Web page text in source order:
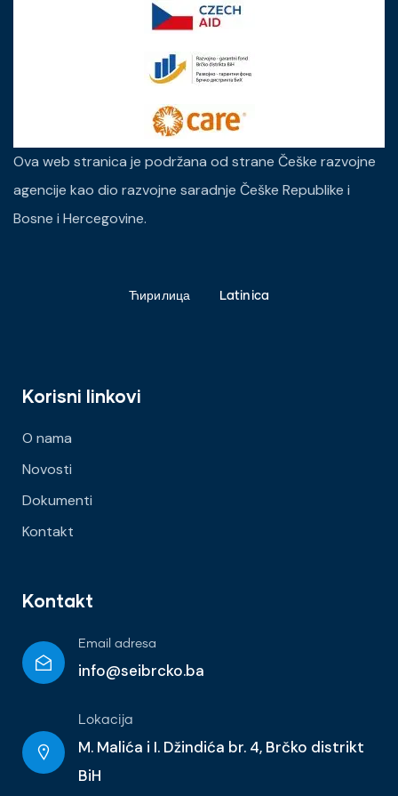
Ova web stranica je podržana od strane Češke razvojne
agencije kao dio razvojne saradnje Češke Republike i
Bosne i Hercegovine.
Ћирилица Latinica
Korisni linkovi
O nama
Novosti
Dokumenti
Kontakt
Kontakt
Email adresa
info@seibrcko.ba
Lokacija
M. Malića i I. Džindića br. 4, Brčko distrikt
BiH